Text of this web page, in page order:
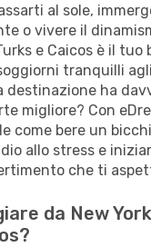
al sole,
o vivere il
e Caicos è il tuo
tranquilli
destinazione ha
migliore? Con
come bere un
allo stress e
che ti
da New